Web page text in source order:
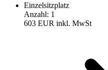
Einzelsitzplatz
Anzahl: 1
603 EUR inkl. MwSt